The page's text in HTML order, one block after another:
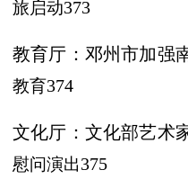
旅启动373
教育厅：邓州市加强
教育374
文化厅：文化部艺术
慰问演出375